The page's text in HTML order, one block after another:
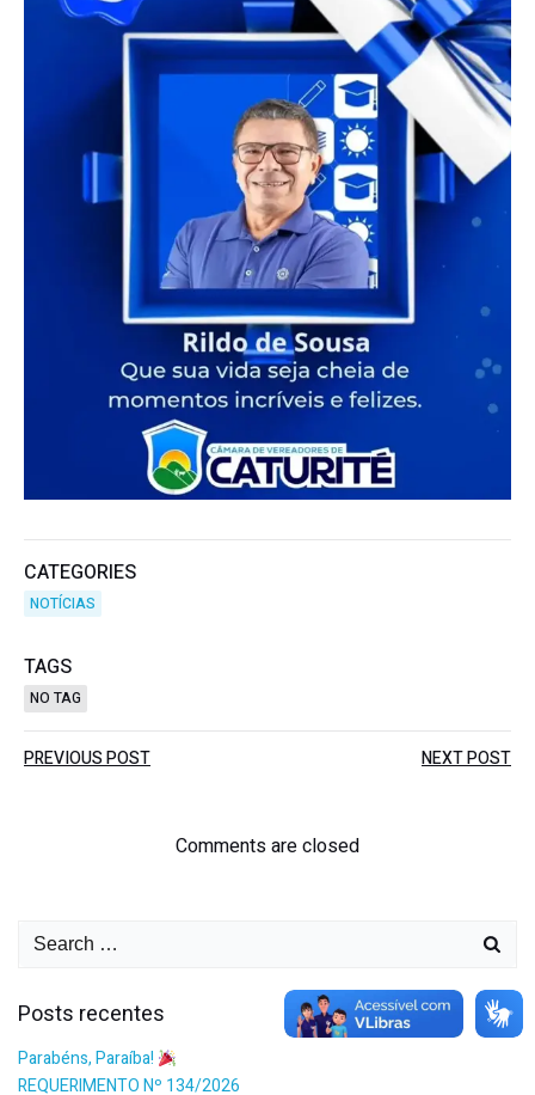
CATEGORIES
NOTÍCIAS
TAGS
NO TAG
PREVIOUS POST NEXT POST
Comments are closed
Posts recentes
Parabéns, Paraíba!
REQUERIMENTO Nº 134/2026